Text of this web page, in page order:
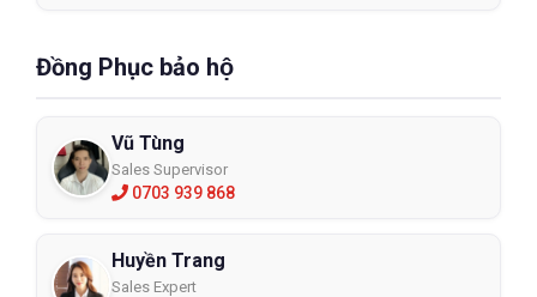
Đồng Phục bảo hộ
Vũ Tùng
Sales Supervisor
0703 939 868
Huyền Trang
Sales Expert